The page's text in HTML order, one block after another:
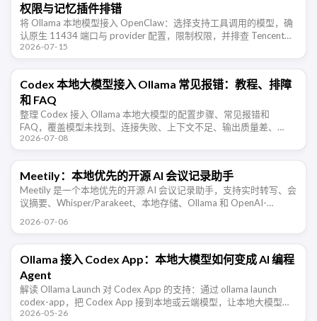
权限与记忆插件排错
将 Ollama 本地模型接入 OpenClaw：选择支持工具调用的模型，确
认原生 11434 端口与 provider 配置，限制权限，并排查 TencentDB
Agent Memory 的长期记 …
2026-07-15
Codex 本地大模型接入 Ollama 常见报错：教程、排障
和 FAQ
整理 Codex 接入 Ollama 本地大模型的配置步骤、常见报错和
FAQ，覆盖模型未找到、连接失败、上下文不足、输出质量差、
Windows/WSL 访问等排障场景。
2026-07-08
Meetily：本地优先的开源 AI 会议记录助手
Meetily 是一个本地优先的开源 AI 会议记录助手，支持实时转写、会
议摘要、Whisper/Parakeet、本地存储、Ollama 和 OpenAI-
2026-07-06
Ollama 接入 Codex App：本地大模型如何变成 AI 编程
Agent
解读 Ollama Launch 对 Codex App 的支持：通过 ollama launch
codex-app，把 Codex App 接到本地或云端模型，让本地大模型从
聊天工具进入 AI 编 …
2026-05-26